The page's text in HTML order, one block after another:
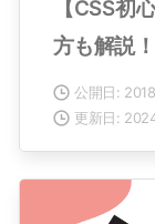
【CSS
方も解説！
公開日:
更新日: